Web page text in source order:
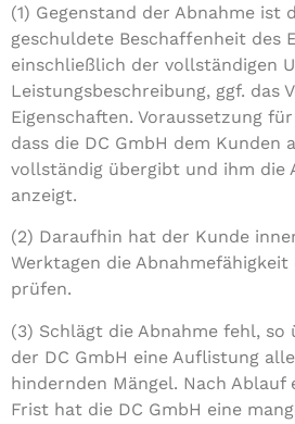
(1) Gegenstand der Abnahme ist
geschuldete Beschaffenheit des
einschließlich der vollständigen
Leistungsbeschreibung, ggf. das
Eigenschaften. Voraussetzung
dass die DC GmbH dem Kunden
vollständig übergibt und ihm die
anzeigt.
(2) Daraufhin hat der Kunde
Werktagen die Abnahmefähigkeit
prüfen.
(3) Schlägt die Abnahme fehl,
der DC GmbH eine Auflistung
hindernden Mängel. Nach Ablauf
Frist hat die DC GmbH eine